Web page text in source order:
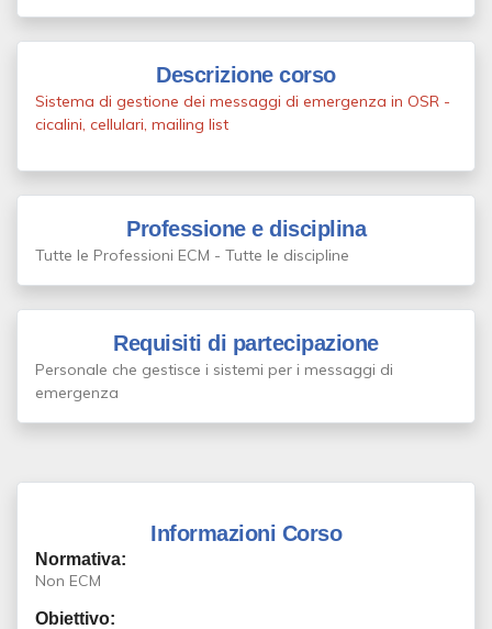
Descrizione corso
Sistema di gestione dei messaggi di emergenza in OSR -
cicalini, cellulari, mailing list
Professione e disciplina
Tutte le Professioni ECM - Tutte le discipline
Requisiti di partecipazione
Personale che gestisce i sistemi per i messaggi di
emergenza
Informazioni Corso
Normativa:
Non ECM
Obiettivo: